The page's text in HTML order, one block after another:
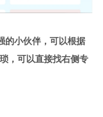
的小伙伴，可以根据
，可以直接找右侧专